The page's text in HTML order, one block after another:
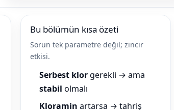
Bu bölümün kısa özeti
Sorun tek parametre değil; zincir
etkisi.
Serbest klor gerekli → ama
stabil olmalı
Kloramin artarsa → tahriş